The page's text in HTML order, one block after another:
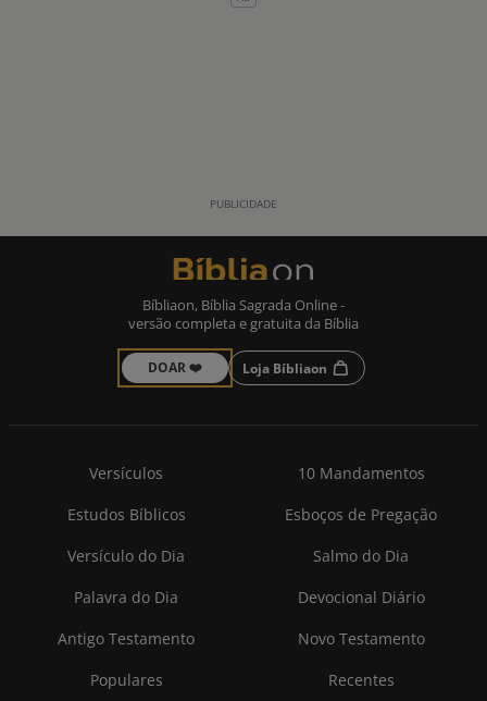
Bíbliaon, Bíblia Sagrada Online -
versão completa e gratuita da Bíblia
DOAR ❤️ Loja Bíbliaon
Versículos
10 Mandamentos
Estudos Bíblicos
Esboços de Pregação
Versículo do Dia
Salmo do Dia
Palavra do Dia
Devocional Diário
Antigo Testamento
Novo Testamento
Populares
Recentes